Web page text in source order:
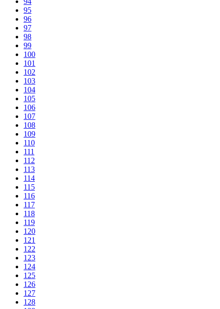
95
96
97
98
99
100
101
102
103
104
105
106
107
108
109
110
111
112
113
114
115
116
117
118
119
120
121
122
123
124
125
126
127
128